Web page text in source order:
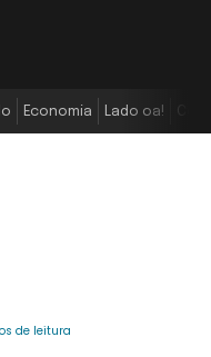
Economia Lado oa!
de leitura